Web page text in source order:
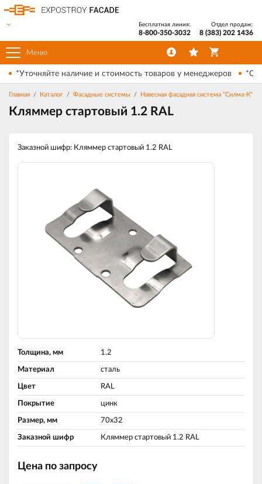
Меню
Бесплатная линия:
8-800-350-3032
Отдел продаж:
8 (383) 202 1436
*Уточняйте наличие и стоимость товаров у менеджеров
Главная Каталог Фасадные системы Навесная фасадная система "Силма-К"
Кляммер стартовый 1.2 RAL
Заказной шифр: Кляммер стартовый 1.2 RAL
Толщина, мм 1.2
Материал сталь
Цвет RAL
Покрытие цинк
Размер, мм 70х32
Заказной шифр Кляммер стартовый 1.2 RAL
Цена по запросу